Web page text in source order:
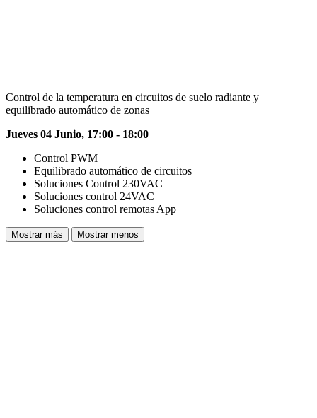
Control de la temperatura en circuitos de suelo radiante y
equilibrado automático de zonas
Jueves 04 Junio, 17:00 - 18:00
Control PWM
Equilibrado automático de circuitos
Soluciones Control 230VAC
Soluciones control 24VAC
Soluciones control remotas App
Mostrar más Mostrar menos